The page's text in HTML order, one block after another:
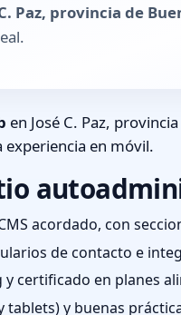
Paz, provincia de
en José C. Paz,
en móvil.
acordado, con
de contacto e
y certificado en planes
tablets) y buenas